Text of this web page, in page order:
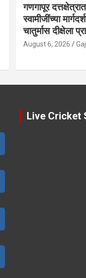
गणगापूर
स्वामीजींच्या
चातुर्मास दीक्षेला
August 6, 2026
Live Cricket